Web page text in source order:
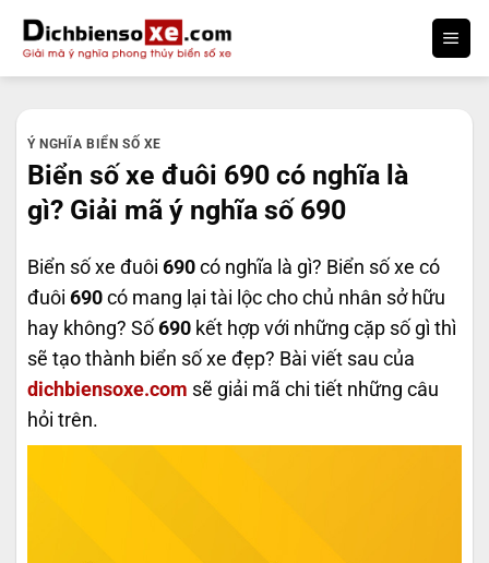
qua
nội
Ý NGHĨA BIỂN SỐ XE
Biển số xe đuôi 690 có nghĩa là
gì? Giải mã ý nghĩa số 690
Biển số xe đuôi 690 có nghĩa là gì? Biển số xe có
đuôi 690 có mang lại tài lộc cho chủ nhân sở hữu
hay không? Số 690 kết hợp với những cặp số gì thì
sẽ tạo thành biển số xe đẹp? Bài viết sau của
dichbiensoxe.com sẽ giải mã chi tiết những câu
hỏi trên.